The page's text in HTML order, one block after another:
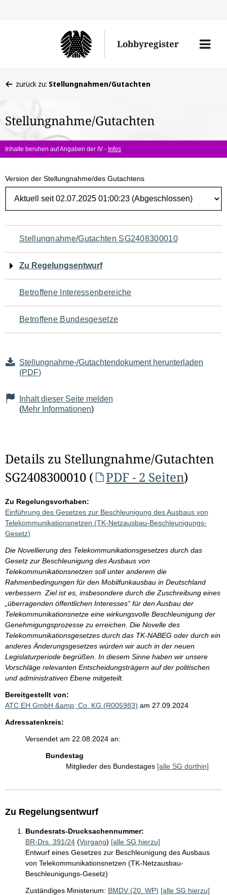
Lobbyregister
Menü
befinden
hier:
zurück zu: Stellungnahmen/Gutachten
Stellungnahme/Gutachten
Inhalte beruhen auf Angaben der IV - Infos
Version der Stellungnahme/des Gutachtens
Navigation
für
den
Seiteninhalt
Stellungnahme/Gutachten SG2408300010
Zu Regelungsentwurf
Betroffene Interessenbereiche
Betroffene Bundesgesetze
Stellungnahme-/Gutachtendokument herunterladen
(PDF)
Inhalt dieser Seite melden
(Mehr Informationen)
Details zu Stellungnahme/Gutachten
SG2408300010 (
PDF - 2 Seiten)
Zu Regelungsvorhaben:
Einführung des Gesetzes zur Beschleunigung des Ausbaus von
Telekommunikationsnetzen (TK-Netzausbau-Beschleunigungs-
Gesetz)
Die Novellierung des Telekommunikationsgesetzes durch das
Gesetz zur Beschleunigung des Ausbaus von
Telekommunikationsnetzen soll unter anderem die
Rahmenbedingungen für den Mobilfunkausbau in Deutschland
verbessern. Ziel ist es, insbesondere durch die Zuschreibung eines
„überragenden öffentlichen Interesses“ für den Ausbau der
Telekommunikationsnetze eine wirkungsvolle Beschleunigung der
Genehmigungsprozesse zu erreichen. Die Novelle des
Telekommunikationsgesetzes durch das TK-NABEG oder durch ein
anderes Änderungsgesetzes würden wir auch in der neuen
Legislaturperiode begrüßen. In diesem Sinne haben wir unsere
Vorschläge relevanten Entscheidungsträgern auf der politischen
und administrativen Ebene mitgeteilt.
Bereitgestellt von:
ATC EH GmbH &amp; Co. KG (R005983) am 27.09.2024
Adressatenkreis:
Versendet am 22.08.2024 an:
Bundestag
Mitglieder des Bundestages [alle SG dorthin]
Zu Regelungsentwurf
Bundesrats-Drucksachennummer:
BR-Drs. 391/24 (Vorgang) [alle SG hierzu]
Entwurf eines Gesetzes zur Beschleunigung des Ausbaus
von Telekommunikationsnetzen (TK-Netzausbau-
Beschleunigungs-Gesetz)
Zuständiges Ministerium: BMDV (20. WP) [alle SG hierzu]